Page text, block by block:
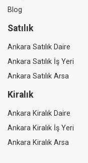
Blog
Satılık
Ankara Satılık Daire
Ankara Satılık İş Yeri
Ankara Satılık Arsa
Kiralık
Ankara Kiralık Daire
Ankara Kiralık İş Yeri
Ankara Kiralık Arsa